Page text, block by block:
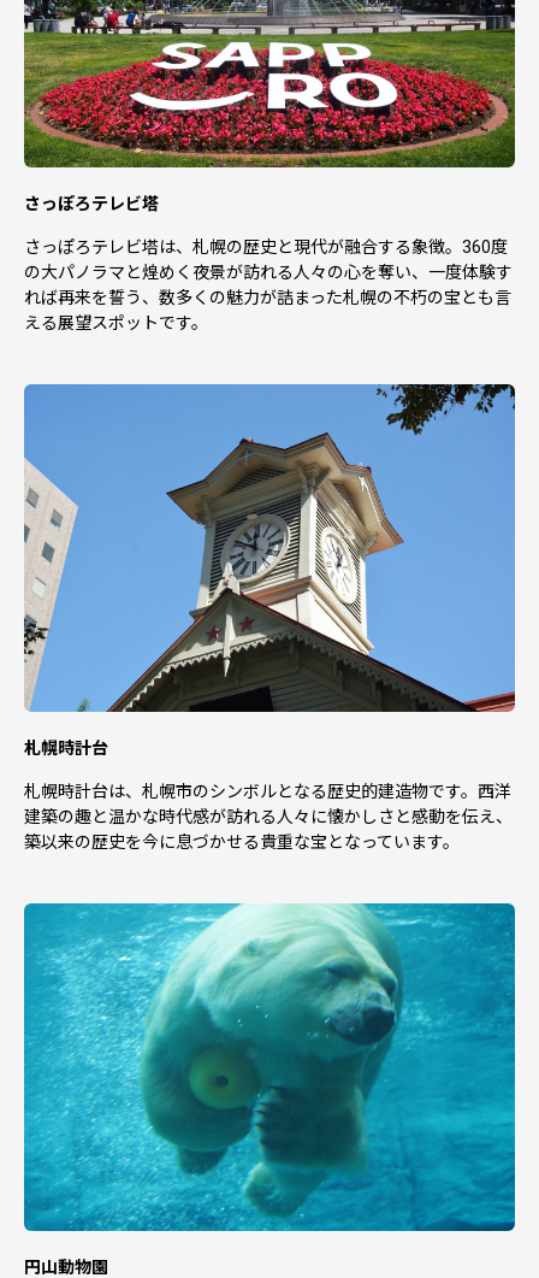
さっぽろテレビ塔
さっぽろテレビ塔は、札幌の歴史と現代が融合する象徴。360度
の大パノラマと煌めく夜景が訪れる人々の心を奪い、一度体験す
れば再来を誓う、数多くの魅力が詰まった札幌の不朽の宝とも言
える展望スポットです。
札幌時計台
札幌時計台は、札幌市のシンボルとなる歴史的建造物です。西洋
建築の趣と温かな時代感が訪れる人々に懐かしさと感動を伝え、
築以来の歴史を今に息づかせる貴重な宝となっています。
円山動物園